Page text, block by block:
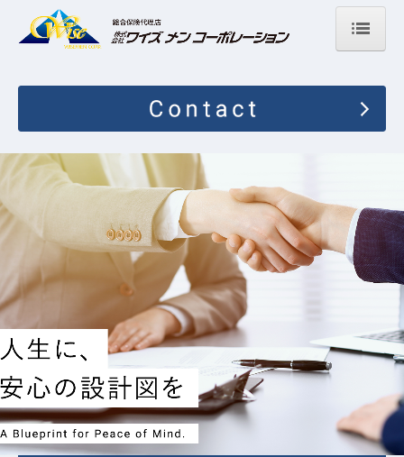
取扱保険会社
業務提携
インターネット契約
採用情報
スタッフインタビュー
募集要項
お問い合わせ